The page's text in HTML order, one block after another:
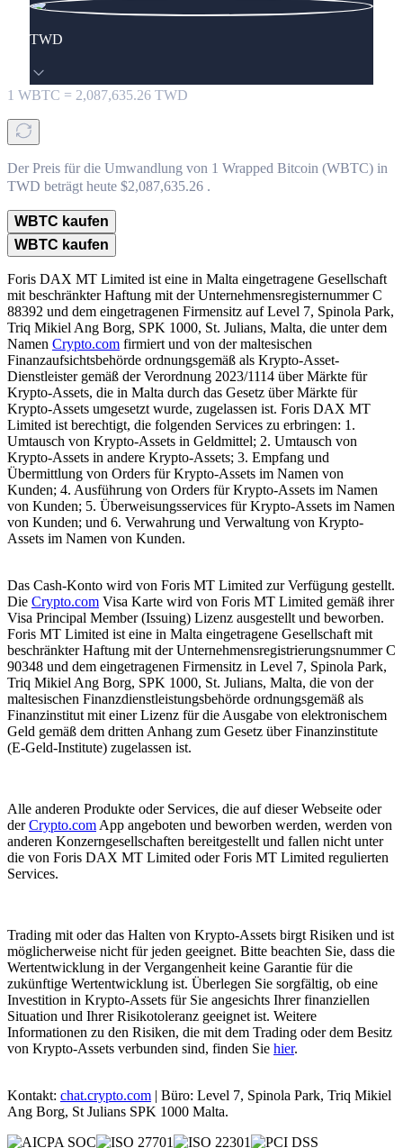
TWD
1 WBTC = 2,087,635.26 TWD
Der Preis für die Umwandlung von 1 Wrapped Bitcoin (WBTC) in
TWD beträgt heute $2,087,635.26 .
WBTC kaufen
WBTC kaufen
Foris DAX MT Limited ist eine in Malta eingetragene Gesellschaft
mit beschränkter Haftung mit der Unternehmensregisternummer C
88392 und dem eingetragenen Firmensitz auf Level 7, Spinola Park,
Triq Mikiel Ang Borg, SPK 1000, St. Julians, Malta, die unter dem
Namen Crypto.com firmiert und von der maltesischen
Finanzaufsichtsbehörde ordnungsgemäß als Krypto-Asset-
Dienstleister gemäß der Verordnung 2023/1114 über Märkte für
Krypto-Assets, die in Malta durch das Gesetz über Märkte für
Krypto-Assets umgesetzt wurde, zugelassen ist. Foris DAX MT
Limited ist berechtigt, die folgenden Services zu erbringen: 1.
Umtausch von Krypto-Assets in Geldmittel; 2. Umtausch von
Krypto-Assets in andere Krypto-Assets; 3. Empfang und
Übermittlung von Orders für Krypto-Assets im Namen von
Kunden; 4. Ausführung von Orders für Krypto-Assets im Namen
von Kunden; 5. Überweisungsservices für Krypto-Assets im Namen
von Kunden; und 6. Verwahrung und Verwaltung von Krypto-
Assets im Namen von Kunden.
Das Cash-Konto wird von Foris MT Limited zur Verfügung gestellt.
Die Crypto.com Visa Karte wird von Foris MT Limited gemäß ihrer
Visa Principal Member (Issuing) Lizenz ausgestellt und beworben.
Foris MT Limited ist eine in Malta eingetragene Gesellschaft mit
beschränkter Haftung mit der Unternehmensregistrierungsnummer C
90348 und dem eingetragenen Firmensitz in Level 7, Spinola Park,
Triq Mikiel Ang Borg, SPK 1000, St. Julians, Malta, die von der
maltesischen Finanzdienstleistungsbehörde ordnungsgemäß als
Finanzinstitut mit einer Lizenz für die Ausgabe von elektronischem
Geld gemäß dem dritten Anhang zum Gesetz über Finanzinstitute
(E-Geld-Institute) zugelassen ist.
Alle anderen Produkte oder Services, die auf dieser Webseite oder
derCrypto.com App angeboten und beworben werden, werden von
anderen Konzerngesellschaften bereitgestellt und fallen nicht unter
die von Foris DAX MT Limited oder Foris MT Limited regulierten
Services.
Trading mit oder das Halten von Krypto-Assets birgt Risiken und ist
möglicherweise nicht für jeden geeignet. Bitte beachten Sie, dass die
Wertentwicklung in der Vergangenheit keine Garantie für die
zukünftige Wertentwicklung ist. Überlegen Sie sorgfältig, ob eine
Investition in Krypto-Assets für Sie angesichts Ihrer finanziellen
Situation und Ihrer Risikotoleranz geeignet ist. Weitere
Informationen zu den Risiken, die mit dem Trading oder dem Besitz
von Krypto-Assets verbunden sind, finden Sie hier.
Kontakt: chat.crypto.com | Büro: Level 7, Spinola Park, Triq Mikiel
Ang Borg, St Julians SPK 1000 Malta.